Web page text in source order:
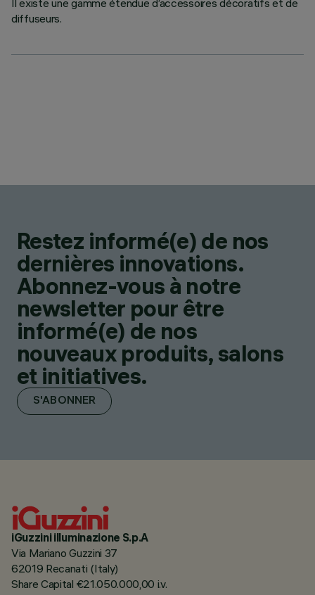
Il existe une gamme étendue d’accessoires décoratifs et de
diffuseurs.
Restez informé(e) de nos
dernières innovations.
Abonnez-vous à notre
newsletter pour être
informé(e) de nos
nouveaux produits, salons
et initiatives.
S'ABONNER
iGuzzini illuminazione S.p.A
Via Mariano Guzzini 37
62019 Recanati (Italy)
Share Capital €21.050.000,00 i.v.